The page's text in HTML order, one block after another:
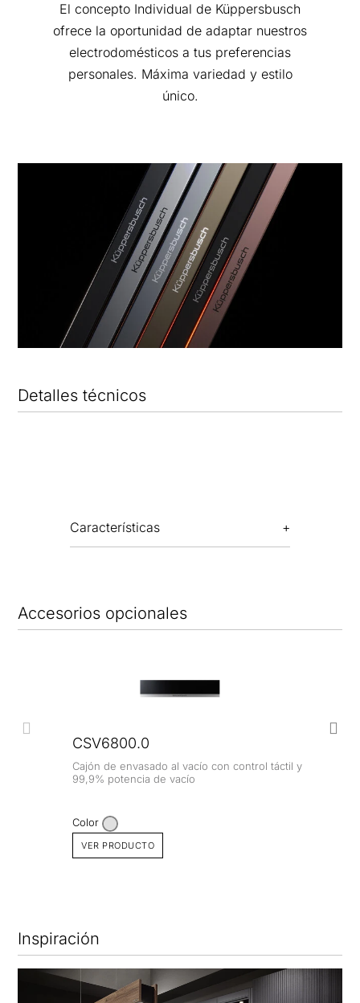
El concepto Individual de Küppersbusch
ofrece la oportunidad de adaptar nuestros
electrodomésticos a tus preferencias
personales. Máxima variedad y estilo
único.
Detalles técnicos
Características
Accesorios opcionales
CSV6800.0
Cajón de envasado al vacío con control táctil y
99,9% potencia de vacío
Color
VER PRODUCTO
Inspiración